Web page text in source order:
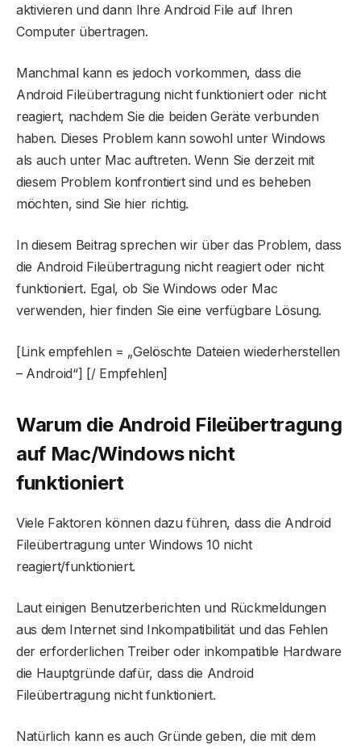
aktivieren und dann Ihre Android File auf Ihren
Computer übertragen.
Manchmal kann es jedoch vorkommen, dass die
Android Fileübertragung nicht funktioniert oder nicht
reagiert, nachdem Sie die beiden Geräte verbunden
haben. Dieses Problem kann sowohl unter Windows
als auch unter Mac auftreten. Wenn Sie derzeit mit
diesem Problem konfrontiert sind und es beheben
möchten, sind Sie hier richtig.
In diesem Beitrag sprechen wir über das Problem, dass
die Android Fileübertragung nicht reagiert oder nicht
funktioniert. Egal, ob Sie Windows oder Mac
verwenden, hier finden Sie eine verfügbare Lösung.
[Link empfehlen = „Gelöschte Dateien wiederherstellen
– Android“] [/ Empfehlen]
Warum die Android Fileübertragung
auf Mac/Windows nicht
funktioniert
Viele Faktoren können dazu führen, dass die Android
Fileübertragung unter Windows 10 nicht
reagiert/funktioniert.
Laut einigen Benutzerberichten und Rückmeldungen
aus dem Internet sind Inkompatibilität und das Fehlen
der erforderlichen Treiber oder inkompatible Hardware
die Hauptgründe dafür, dass die Android
Fileübertragung nicht funktioniert.
Natürlich kann es auch Gründe geben, die mit dem